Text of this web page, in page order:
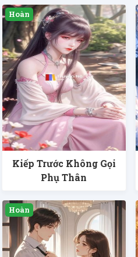
Kiếp Trước Không Gọi
Phụ Thân